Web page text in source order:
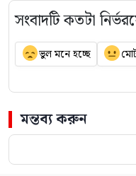
সংবাদটি কতটা
ভুল মনে হচ্ছে
মন্তব্য করুন